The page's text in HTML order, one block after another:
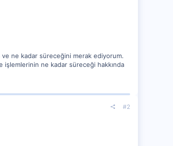
ve ne kadar süreceğini merak ediyorum.
işlemlerinin ne kadar süreceği hakkında
#2